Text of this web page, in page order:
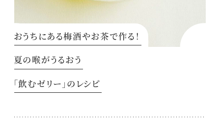
おうちにある梅酒やお茶で作る！
夏の喉がうるおう
「飲むゼリー」のレシピ